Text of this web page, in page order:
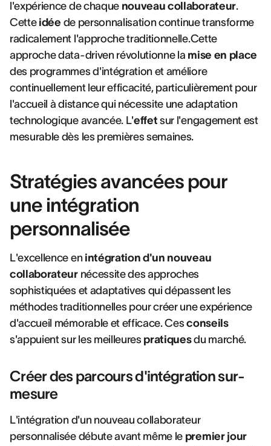
l'expérience de chaque nouveau collaborateur.
Cette idée de personnalisation continue transforme
radicalement l'approche traditionnelle.Cette
approche data-driven révolutionne la mise en place
des programmes d'intégration et améliore
continuellement leur efficacité, particulièrement pour
l'accueil à distance qui nécessite une adaptation
technologique avancée. L'effet sur l'engagement est
mesurable dès les premières semaines.
Stratégies avancées pour
une intégration
personnalisée
L'excellence en intégration d'un nouveau
collaborateurnécessite des approches
sophistiquées et adaptatives qui dépassent les
méthodes traditionnelles pour créer une expérience
d'accueil mémorable et efficace. Cesconseils
s'appuient sur les meilleures pratiquesdu marché.
Créer des parcours d'intégration sur-
mesure
L'intégration d'un nouveau collaborateur
personnalisée débute avant même le premier jour